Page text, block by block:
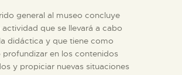
general al museo concluye
que se llevará a cabo
didáctica y que tiene como
en los contenidos
y propiciar nuevas situaciones